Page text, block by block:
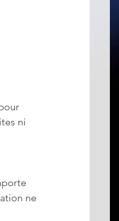
ni
ne